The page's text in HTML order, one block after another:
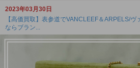
2023年03月30日
【高価買取】表参道でVANCLEEF＆ARPELS/
ならブラン...